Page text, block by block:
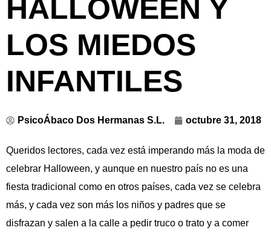
HALLOWEEN Y
LOS MIEDOS
INFANTILES
PsicoÁbaco Dos Hermanas S.L. octubre 31, 2018
Queridos lectores, cada vez está imperando más la moda de
celebrar Halloween, y aunque en nuestro país no es una
fiesta tradicional como en otros países, cada vez se celebra
más, y cada vez son más los niños y padres que se
disfrazan y salen a la calle a pedir truco o trato y a comer